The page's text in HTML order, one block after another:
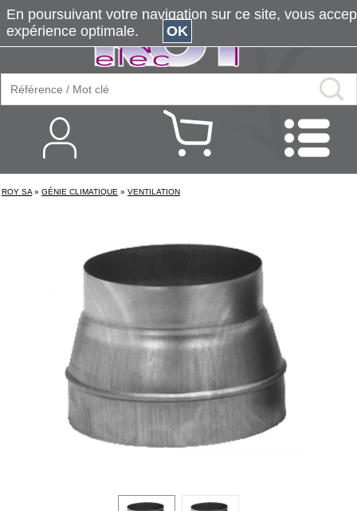
ROY SA » GÉNIE CLIMATIQUE » VENTILATION
En poursuivant votre navigation sur ce site, vous
expérience optimale.
OK